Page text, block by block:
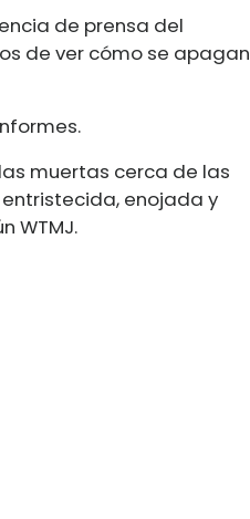
de prensa del
​​de ver cómo se apagan
muertas cerca de las
enojada y
WTMJ.